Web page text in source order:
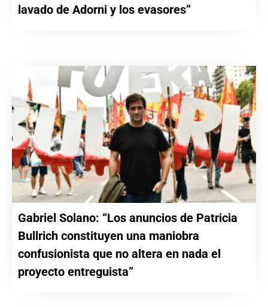
lavado de Adorni y los evasores”
Gabriel Solano: “Los anuncios de Patricia
Bullrich constituyen una maniobra
confusionista que no altera en nada el
proyecto entreguista”